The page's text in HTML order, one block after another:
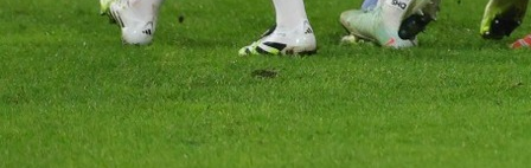
„U-17“ reprezentativci Bosne i Hercegovine će u
odigrati dvije prijateljske utakmice sa
selekcijom Albanije.